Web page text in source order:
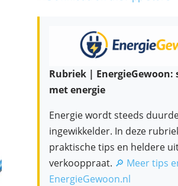
Rubriek | EnergieGewoon:
met energie
Energie wordt steeds
ingewikkelder. In deze
praktische tips en heldere
verkooppraat. 🔎 Meer tips
EnergieGewoon.nl